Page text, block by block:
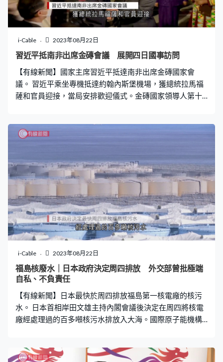
i-Cable 2023年08月22日
習近平抵南非出席金磚會議 展開四日國事訪問
【有線新聞】國家主席習近平抵達南非出席金磚國家會
議。 習近平乘坐專機抵達約翰內斯堡機場，獲總統拉馬福
薩和官員迎接，當局安排歡迎儀式。金磚國家領導人第十
次是習近平第六次到訪南非，會展開一連四日國事訪問，
與拉馬福薩共同主持中非領導人對話會。
i-Cable 2023年08月22日
福島核廢水｜日本政府決定周四排放 外交部曾批極端
自私、不負責任
【有線新聞】日本最快於周四排放福島第一核電廠的核污
水。 日本首相岸田文雄主持內閣會議後決定在周四將核電
廠經處理過的百多噸核污水排放入大海。國際原子能機構
呼聲，不顧國際社會質疑堅持排放污水，是極端自私和不